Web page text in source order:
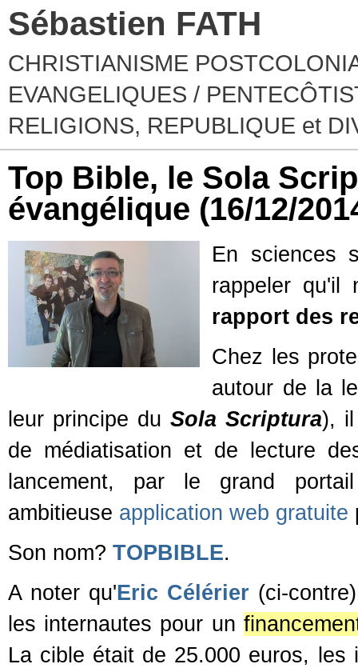
Sébastien FATH
CHRISTIANISME
EVANGELIQUES /
RELIGIONS, REPUBLIQUE et
Top Bible, le Sola
évangélique (16/12/
En sciences
rappeler qu'il
rapport des
Chez les
autour de la
leur principe du Sola Scriptura), il
de médiatisation et de lecture
lancement, par le grand
ambitieuse application web gratuite
Son nom? TOPBIBLE.
A noter qu'Eric Célérier (ci-
les internautes pour un
La cible était de 25.000 euros,